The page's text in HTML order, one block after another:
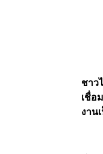
ชาว
เชื่อ
งาน